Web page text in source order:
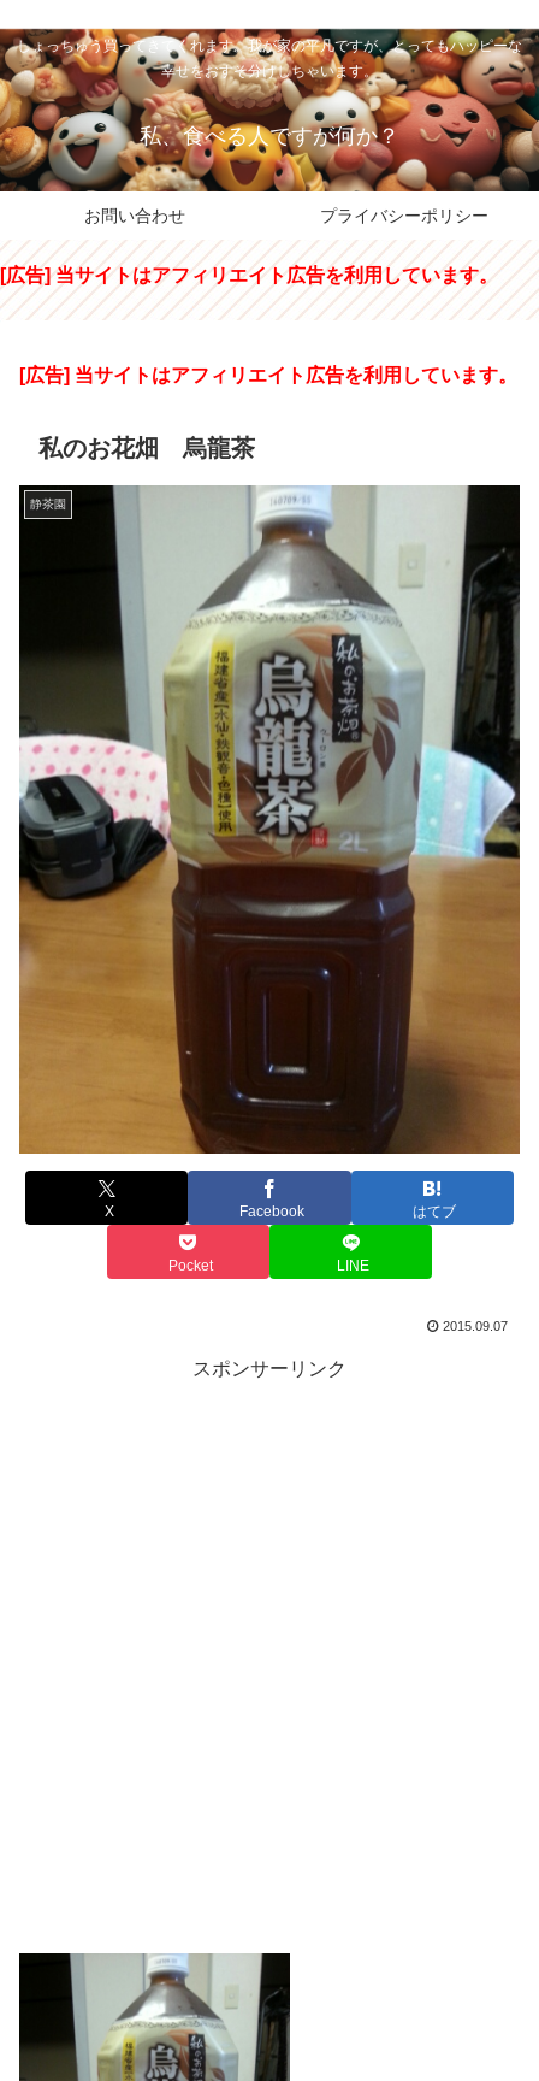
しょっちゅう買ってきてくれます。我が家の平凡ですが、とってもハッピーな
幸せをおすそ分けしちゃいます。
私、食べる人ですが何か？
お問い合わせ プライバシーポリシー
[広告] 当サイトはアフィリエイト広告を利用しています。
[広告] 当サイトはアフィリエイト広告を利用しています。
私のお花畑 烏龍茶
静茶園
X Facebook はてブ
Pocket LINE
2015.09.07
スポンサーリンク